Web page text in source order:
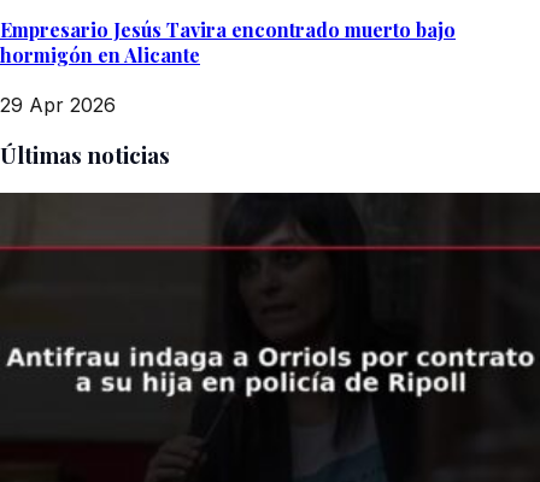
Empresario Jesús Tavira encontrado muerto bajo
hormigón en Alicante
29 Apr 2026
Últimas noticias